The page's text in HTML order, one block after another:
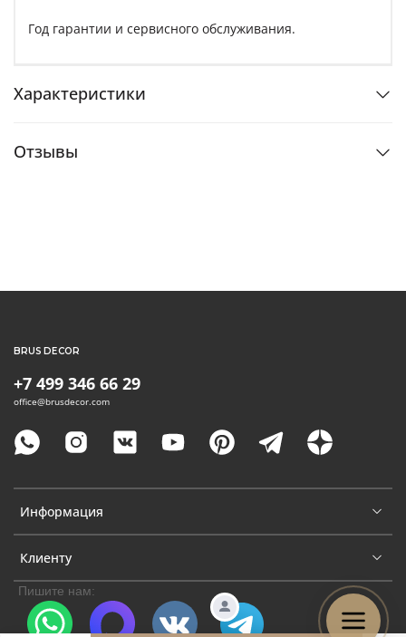
Год гарантии и сервисного обслуживания.
Характеристики
Отзывы
Информация
Клиенту
+7 499 346 66 29
office@brusdecor.com
BRUS DECOR
Пишите нам: